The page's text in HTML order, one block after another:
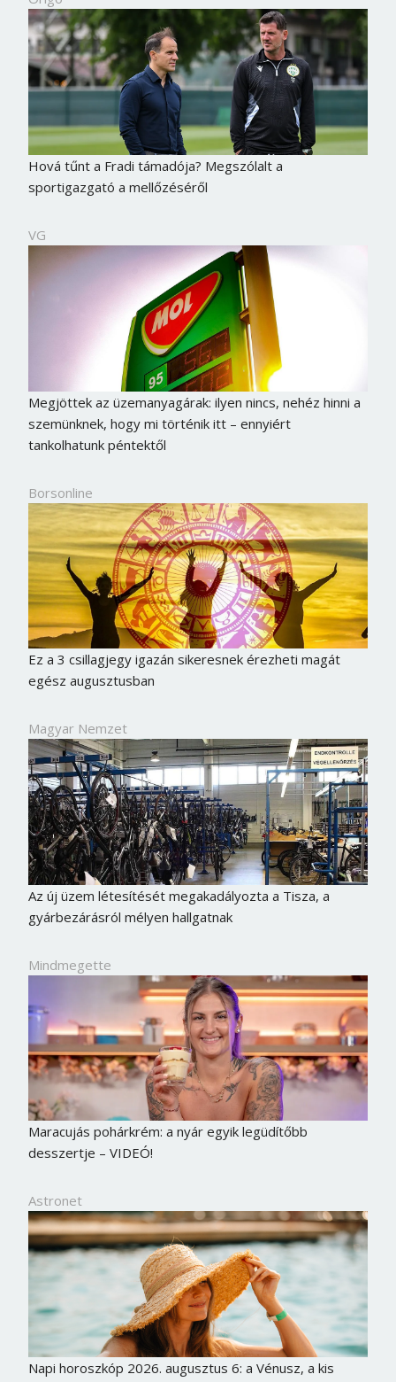
Hová tűnt a Fradi támadója? Megszólalt a
sportigazgató a mellőzéséről
VG
Megjöttek az üzemanyagárak: ilyen nincs, nehéz hinni a
szemünknek, hogy mi történik itt – ennyiért
tankolhatunk péntektől
Borsonline
Ez a 3 csillagjegy igazán sikeresnek érezheti magát
egész augusztusban
Magyar Nemzet
Az új üzem létesítését megakadályozta a Tisza, a
gyárbezárásról mélyen hallgatnak
Mindmegette
Maracujás pohárkrém: a nyár egyik legüdítőbb
desszertje – VIDEÓ!
Astronet
Napi horoszkóp 2026. augusztus 6: a Vénusz, a kis
Borsonline bejelentkezés
E-mail cím vagy felhasználónév